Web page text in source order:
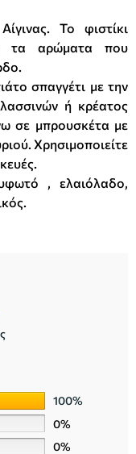
Το φιστίκι
τα αρώματα που
σπαγγέτι με την
ή κρέατος
σε μπρουσκέτα με
Χρησιμοποιείτε
, ελαιόλαδο,
100%
0%
0%